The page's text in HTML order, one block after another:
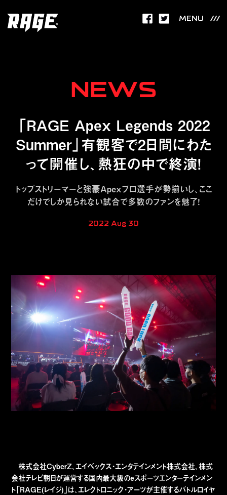
MENU
NEWS
「RAGE Apex Legends 2022
Summer」有観客で2日間にわた
って開催し、熱狂の中で終演！
トップストリーマーと強豪Apexプロ選手が勢揃いし、ここ
だけでしか見られない試合で多数のファンを魅了！
2022 Aug 30
株式会社CyberZ、エイベックス・エンタテインメント株式会社、株式
会社テレビ朝日が運営する国内最大級のeスポーツエンターテインメン
ト「RAGE(レイジ)」は、エレクトロニック・アーツが主催するバトルロイヤ